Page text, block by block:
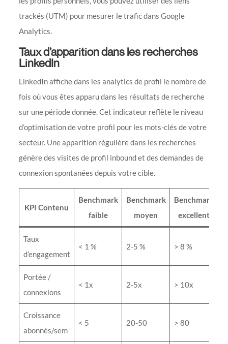
trackés (UTM) pour mesurer le trafic dans Google
Analytics.
Taux d’apparition dans les recherches
LinkedIn
LinkedIn affiche dans les analytics de profil le nombre de
fois où vous êtes apparu dans les résultats de recherche
sur une période donnée. Cet indicateur reflète le niveau
d’optimisation de votre profil pour les mots-clés de votre
secteur. Une apparition régulière dans les recherches
génère des visites de profil inbound et des demandes de
connexion spontanées depuis votre cible.
KPI Contenu
Benchmark
faible
Benchmark
moyen
Benchmark
excellent
Taux
d’engagement
< 1 % 2-5 % > 8 %
Portée /
connexions
< 1x 2-5x > 10x
Croissance
abonnés/sem
< 5 20-50 > 80